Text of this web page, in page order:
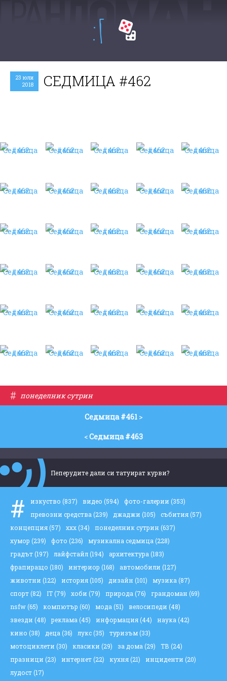
:Г
23 юли
2018
СЕДМИЦА #462
# понеделник сутрин
Седмица #461>
<Седмица #463
Пеперудите дали си татуират курви?
# изкуство (837) видео (594) фото-галерии (353)
превозни средства (239) джаджи (105) събития(57)
концепция(57) ххх(34) понеделник сутрин (637)
хумор (239) фото (236) музикална седмица (228)
градът(197) лайфстайл(194) архитектура (183)
фрапиращо (180) интериор (168) автомобили (127)
животни (122) история(105) дизайн (101) музика (87)
спорт(82) IT(79) хоби (79) природа (76) грандоман (69)
nsfw(65) компютър (60) мода (51) велосипеди (48)
звезди (48) реклама (45) информация(44) наука (42)
кино (38) деца (36) лукс(35) туризъм(33)
мотоциклети (30) класики (29) за дома (29) ТВ (24)
празници (23) интернет(22) кухня(21) инциденти (20)
лудост(17)